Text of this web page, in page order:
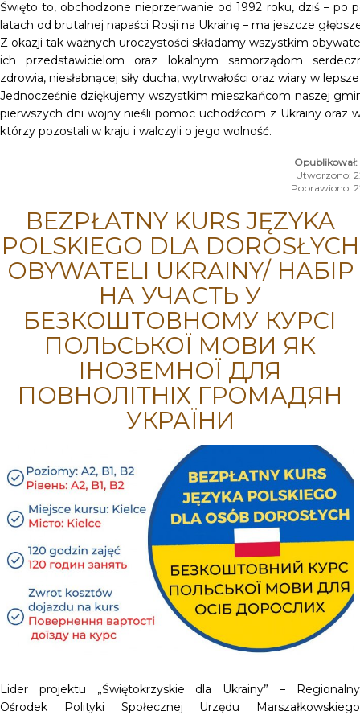
Święto to, obchodzone nieprzerwanie od 1992 roku, dziś – po
latach od brutalnej napaści Rosji na Ukrainę – ma jeszcze
Z okazji tak ważnych uroczystości składamy wszystkim
ich przedstawicielom oraz lokalnym samorządom
zdrowia, niesłabnącej siły ducha, wytrwałości oraz wiary w
Jednocześnie dziękujemy wszystkim mieszkańcom naszej
pierwszych dni wojny nieśli pomoc uchodźcom z Ukrainy oraz
którzy pozostali w kraju i walczyli o jego wolność.
Utworzono:
Poprawiono:
BEZPŁATNY KURS JĘZYKA
POLSKIEGO DLA DOROSŁYCH
OBYWATELI UKRAINY/ НАБІР
НА УЧАСТЬ У
БЕЗКОШТОВНОМУ КУРСІ
ПОЛЬСЬКОЇ МОВИ ЯК
ІНОЗЕМНОЇ ДЛЯ
ПОВНОЛІТНІХ ГРОМАДЯН
УКРАЇНИ
Lider projektu „Świętokrzyskie dla Ukrainy” – Regionalny
Ośrodek Polityki Społecznej Urzędu Marszałkowskiego